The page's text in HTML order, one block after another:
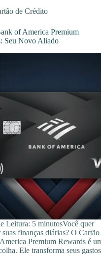
de Crédito
of America Premium
Seu Novo Aliado
Leitura: 5 minutosVocê quer
suas finanças diárias? O Cartão
Premium Rewards é
Ele transforma seus gastos